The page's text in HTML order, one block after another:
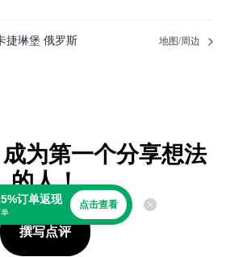
捷琳堡 俄罗斯 地图/周边
为第一个分享想法
的人！
撰写点评
订单返现 点击查看